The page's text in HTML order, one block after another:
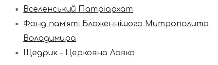
Вселенський Патріархат
Фонд пам’яті Блаженнішого Митрополита
Володимира
Щедрик – Церковна Лавка